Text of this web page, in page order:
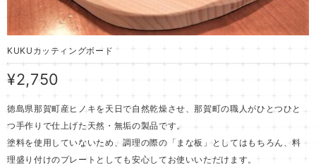
KUKUカッティングボード
¥2,750
徳島県那賀町産ヒノキを天日で自然乾燥させ、那賀町の職人がひとつひと
つ手作りで仕上げた天然・無垢の製品です。
塗料を使用していないため、調理の際の「まな板」としてはもちろん、料
理盛り付けのプレートとしても安心してお使いいただけます。